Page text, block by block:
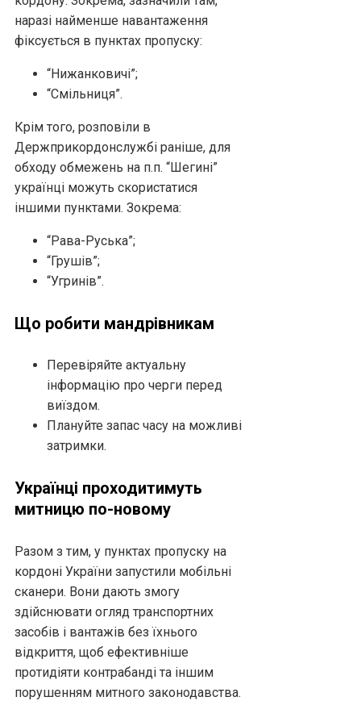
наразі найменше навантаження
фіксується в пунктах пропуску:
“Нижанковичі”;
“Смільниця”.
Крім того, розповіли в
Держприкордонслужбі раніше, для
обходу обмежень на п.п. “Шегині”
українці можуть скористатися
іншими пунктами. Зокрема:
“Рава-Руська”;
“Грушів”;
“Угринів”.
Що робити мандрівникам
Перевіряйте актуальну
інформацію про черги перед
виїздом.
Плануйте запас часу на можливі
затримки.
Українці проходитимуть
митницю по-новому
Разом з тим, у пунктах пропуску на
кордоні України запустили мобільні
сканери. Вони дають змогу
здійснювати огляд транспортних
засобів і вантажів без їхнього
відкриття, щоб ефективніше
протидіяти контрабанді та іншим
порушенням митного законодавства.